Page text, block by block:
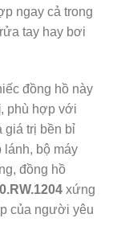
ngay cả trong
tay hay bơi
đồng hồ này
, phù hợp với
giá trị bền bỉ
bộ máy
đồng hồ
xứng
của người yêu